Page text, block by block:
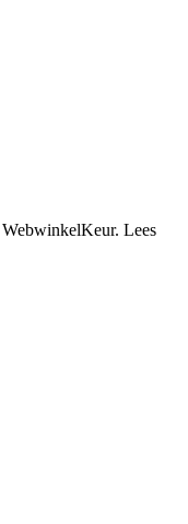
WebwinkelKeur. Lees